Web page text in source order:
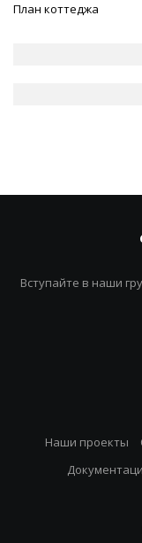
План коттеджа
Вступайте в наши
Наши проекты